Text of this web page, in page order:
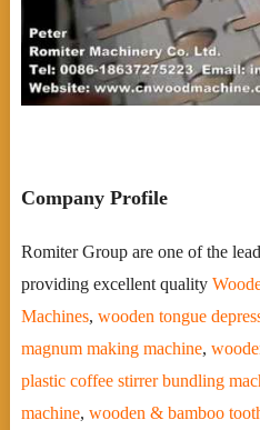
Company Profile
Romiter Group are one of the
providing excellent quality
Machines, wooden tongue
magnum making machine,
plastic coffee stirrer bundling
machine, wooden & bamboo